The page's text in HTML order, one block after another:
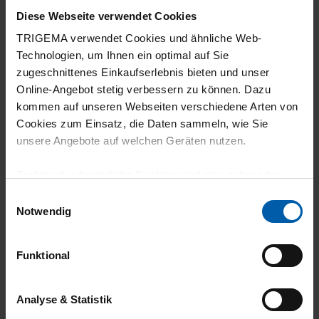
Diese Webseite verwendet Cookies
TRIGEMA verwendet Cookies und ähnliche Web-
Technologien, um Ihnen ein optimal auf Sie
zugeschnittenes Einkaufserlebnis bieten und unser
Online-Angebot stetig verbessern zu können. Dazu
kommen auf unseren Webseiten verschiedene Arten von
Cookies zum Einsatz, die Daten sammeln, wie Sie
unsere Angebote auf welchen Geräten nutzen.
grundlegende Funktionen wie etwa zur Auswahl und
gewährleisten.
Für die Darstellung personalisierter Angebote, Anzeigen
und Inhalte aufgrund Ihres Nutzerverhaltens und Ihres
Notwendig
Funktional
Analyse & Statistik
climate-neutral
Family business
14 day return policy
100% Made in